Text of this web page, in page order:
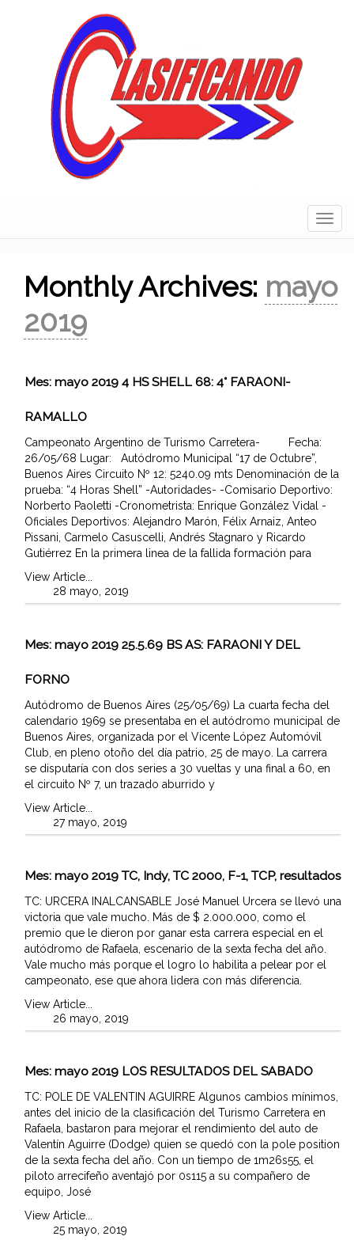
Monthly Archives: mayo
2019
Mes: mayo 2019 4 HS SHELL 68: 4° FARAONI-
RAMALLO
Campeonato Argentino de Turismo Carretera- Fecha:
26/05/68 Lugar: Autódromo Municipal “17 de Octubre”,
Buenos Aires Circuito Nº 12: 5240.09 mts Denominación de la
prueba: “4 Horas Shell” -Autoridades- -Comisario Deportivo:
Norberto Paoletti -Cronometrista: Enrique González Vidal -
Oficiales Deportivos: Alejandro Marón, Félix Arnaiz, Anteo
Pissani, Carmelo Casuscelli, Andrés Stagnaro y Ricardo
Gutiérrez En la primera linea de la fallida formación para
View Article...
28 mayo, 2019
Mes: mayo 2019 25.5.69 BS AS: FARAONI Y DEL
FORNO
Autódromo de Buenos Aires (25/05/69) La cuarta fecha del
calendario 1969 se presentaba en el autódromo municipal de
Buenos Aires, organizada por el Vicente López Automóvil
Club, en pleno otoño del día patrio, 25 de mayo. La carrera
se disputaría con dos series a 30 vueltas y una final a 60, en
el circuito Nº 7, un trazado aburrido y
View Article...
27 mayo, 2019
Mes: mayo 2019 TC, Indy, TC 2000, F-1, TCP, resultados
TC: URCERA INALCANSABLE José Manuel Urcera se llevó una
victoria que vale mucho. Más de $ 2.000.000, como el
premio que le dieron por ganar esta carrera especial en el
autódromo de Rafaela, escenario de la sexta fecha del año.
Vale mucho más porque el logro lo habilita a pelear por el
campeonato, ese que ahora lidera con más diferencia.
View Article...
26 mayo, 2019
Mes: mayo 2019 LOS RESULTADOS DEL SABADO
TC: POLE DE VALENTIN AGUIRRE Algunos cambios mínimos,
antes del inicio de la clasificación del Turismo Carretera en
Rafaela, bastaron para mejorar el rendimiento del auto de
Valentín Aguirre (Dodge) quien se quedó con la pole position
de la sexta fecha del año. Con un tiempo de 1m26s55, el
piloto arrecifeño aventajó por 0s115 a su compañero de
equipo, José
View Article...
25 mayo, 2019